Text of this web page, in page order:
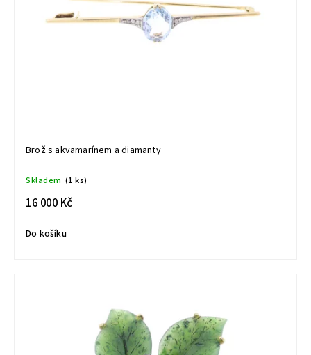
Brož s akvamarínem a diamanty
Skladem (1 ks)
16 000 Kč
Do košíku